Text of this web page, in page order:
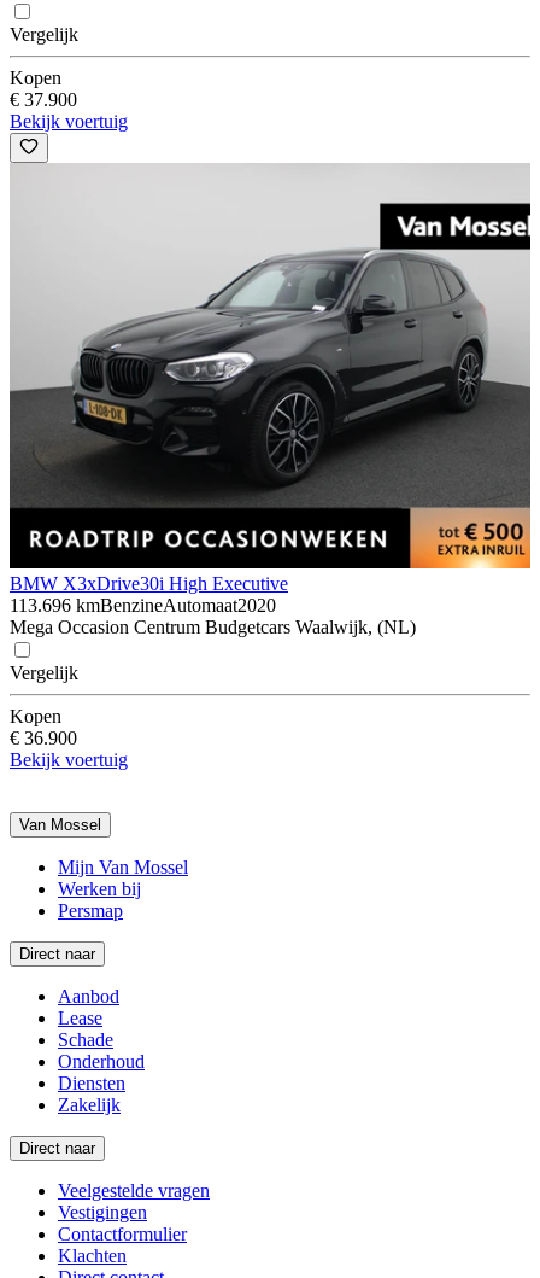
Vergelijk
Kopen
€ 37.900
Bekijk voertuig
BMW X3xDrive30i High Executive
113.696 kmBenzineAutomaat2020
Mega Occasion Centrum Budgetcars Waalwijk, (NL)
Vergelijk
Kopen
€ 36.900
Bekijk voertuig
Van Mossel
Mijn Van Mossel
Werken bij
Persmap
Direct naar
Aanbod
Lease
Schade
Onderhoud
Diensten
Zakelijk
Direct naar
Veelgestelde vragen
Vestigingen
Contactformulier
Klachten